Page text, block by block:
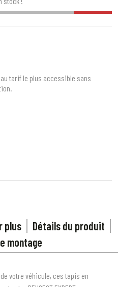
tarif le plus accessible sans
plus
Détails du produit
montage
votre véhicule, ces tapis en